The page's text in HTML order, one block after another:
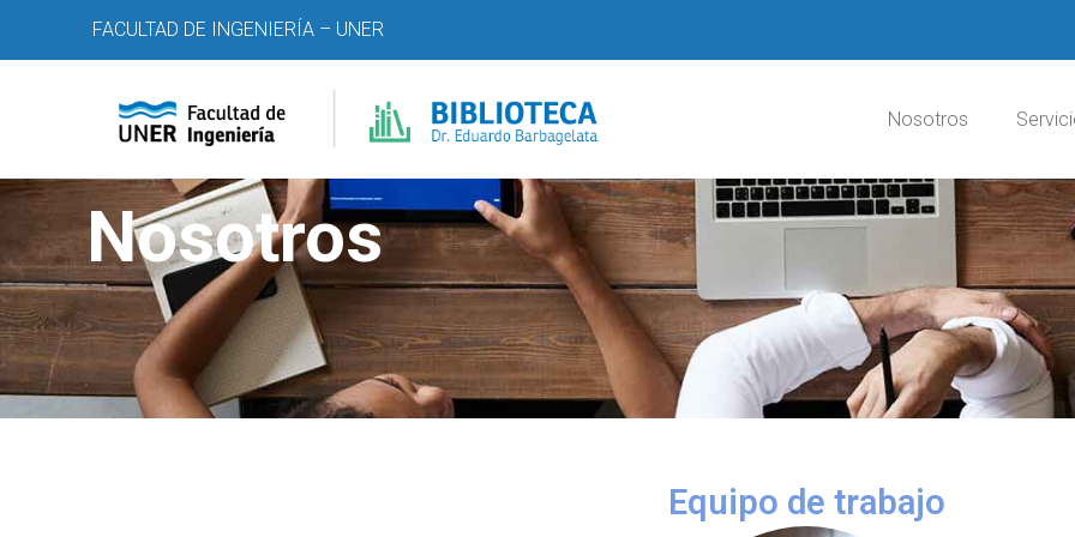
FACULTAD DE INGENIERÍA – UNER
Nosotros
Nosotros
Equipo de trabajo